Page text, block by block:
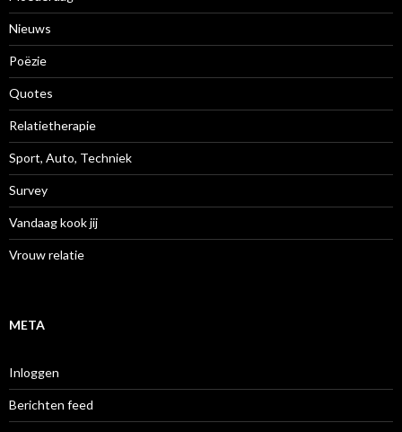
Nieuws
Poëzie
Quotes
Relatietherapie
Sport, Auto, Techniek
Survey
Vandaag kook jij
Vrouw relatie
META
Inloggen
Berichten feed